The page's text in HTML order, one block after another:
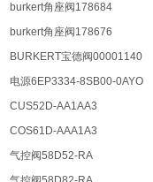
burkert角座阀178684
burkert角座阀178676
BURKERT宝德阀00001140
电源6EP3334-8SB00-0AYO
CUS52D-AA1AA3
COS61D-AAA1A3
气控阀58D52-RA